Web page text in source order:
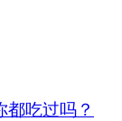
吃过吗？